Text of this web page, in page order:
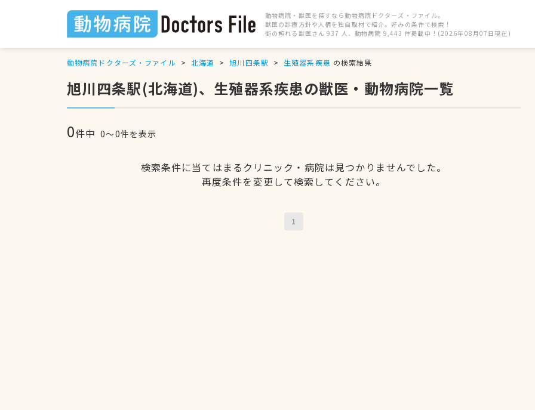
動物病院・獣医を探すなら動物病院ドクターズ・ファイル。
獣医の診療方針や人柄を独自取材で紹介。好みの条件で検索！
街の頼れる獣医さん 937 人、動物病院 9,443 件掲載中！(2026年08月07日現在)
動物病院ドクターズ・ファイル 北海道 旭川四条駅 生殖器系疾患 の検索結果
旭川四条駅(北海道)、生殖器系疾患の獣医・動物病院一覧
0件中 0〜0件を表示
検索条件に当てはまるクリニック・病院は見つかりませんでした。
再度条件を変更して検索してください。
1